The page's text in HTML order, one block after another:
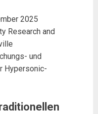
2025
Research and
und
Hypersonic-